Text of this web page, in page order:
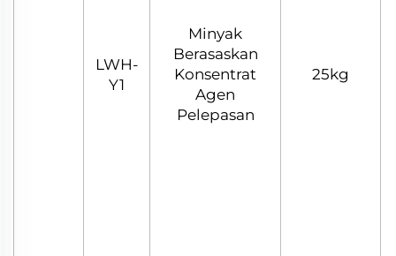
LWH-
Y1
Minyak
Berasaskan
Konsentrat
Agen
Pelepasan
25kg